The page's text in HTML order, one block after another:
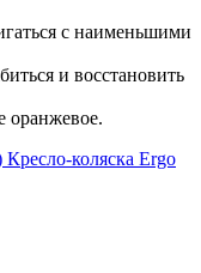
с наименьшими
и восстановить
оранжевое.
Кресло-коляска Ergo